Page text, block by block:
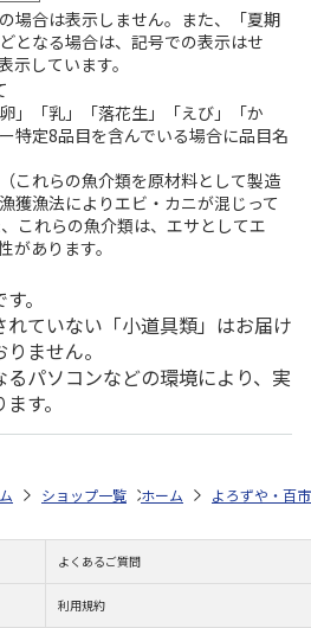
場合は表示しません。また、「夏期
となる場合は、記号での表示はせ
示しています。
」「乳」「落花生」「えび」「か
特定8品目を含んでいる場合に品目名
これらの魚介類を原材料として製造
獲漁法によりエビ・カニが混じって
これらの魚介類は、エサとしてエ
があります。
。
ていない「小道具類」はお届け
ません。
パソコンなどの環境により、実
す。
ミッフィー特集 ミッフィー ＤＢ／Ｓ２
ショップ一覧 よろずや・百市 ミ
ホーム よろずや・百市
よくあるご質問
利用規約